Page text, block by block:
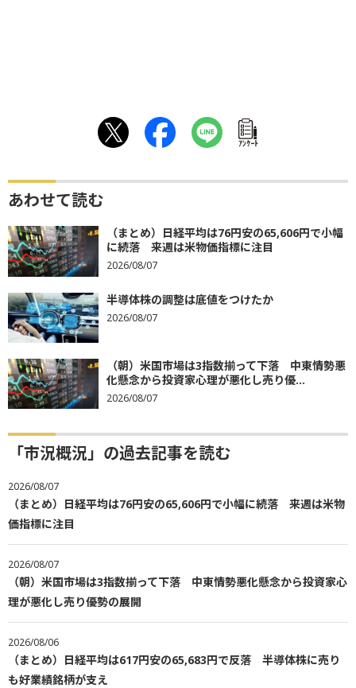
ｱﾝｹｰﾄ
あわせて読む
（まとめ）日経平均は76円安の65,606円で小幅
に続落 来週は米物価指標に注目
2026/08/07
半導体株の調整は底値をつけたか
2026/08/07
（朝）米国市場は3指数揃って下落 中東情勢悪
化懸念から投資家心理が悪化し売り優...
2026/08/07
「市況概況」の過去記事を読む
2026/08/07
（まとめ）日経平均は76円安の65,606円で小幅に続落 来週は米物
価指標に注目
2026/08/07
（朝）米国市場は3指数揃って下落 中東情勢悪化懸念から投資家心
理が悪化し売り優勢の展開
2026/08/06
（まとめ）日経平均は617円安の65,683円で反落 半導体株に売り
も好業績銘柄が支え